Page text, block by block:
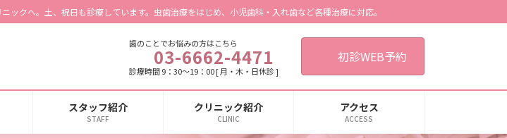
クへ。土、祝日も診療しています。虫歯治療をはじめ、小児歯科・入れ歯など各種治療に対応。
歯のことでお悩みの方はこちら
03-6662-4471
診療時間 9：30～19：00 [ 月・木・日休診 ]
初診WEB予約
スタッフ紹介
STAFF
クリニック紹介
CLINIC
アクセス
ACCESS